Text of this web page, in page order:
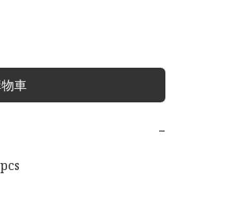
車
−